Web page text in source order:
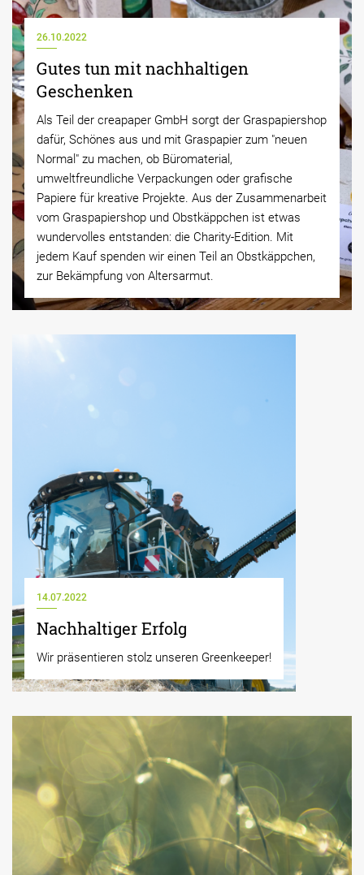
26.10.2022
Gutes tun mit nachhaltigen
Geschenken
Als Teil der creapaper GmbH sorgt der Graspapiershop
dafür, Schönes aus und mit Graspapier zum "neuen
Normal" zu machen, ob Büromaterial,
umweltfreundliche Verpackungen oder grafische
Papiere für kreative Projekte. Aus der Zusammenarbeit
vom Graspapiershop und Obstkäppchen ist etwas
wundervolles entstanden: die Charity-Edition. Mit
jedem Kauf spenden wir einen Teil an Obstkäppchen,
zur Bekämpfung von Altersarmut.
14.07.2022
Nachhaltiger Erfolg
Wir präsentieren stolz unseren Greenkeeper!